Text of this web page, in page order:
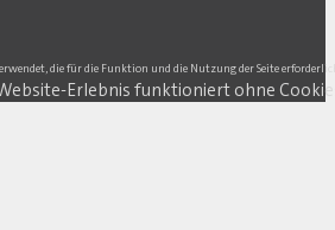
die für die Funktion und die Nutzung der Seite
Erlebnis funktioniert ohne